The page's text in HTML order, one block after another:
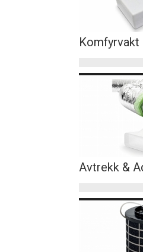
Komfyrvakt
Avtrekk &